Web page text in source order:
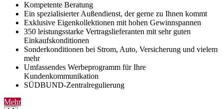
Kompetente Beratung
Ein spezialisierter Außendienst, der gerne zu Ihnen kommt
Exklusive Eigenkollektionen mit hohen Gewinnspannen
350 leistungsstarke Vertragslieferanten mit sehr guten
Einkaufskonditionen
Sonderkonditionen bei Strom, Auto, Versicherung und vielem
mehr
Umfassendes Werbeprogramm für Ihre
Kundenkommunikation
SÜDBUND-Zentralregulierung
Mehr